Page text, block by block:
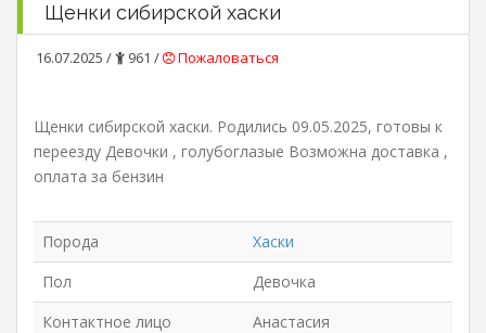
Щенки сибирской хаски
16.07.2025 / 961 / Пожаловаться
Щенки сибирской хаски. Родились 09.05.2025, готовы к
переезду Девочки , голубоглазые Возможна доставка ,
оплата за бензин
Порода
Хаски
Пол
Девочка
Контактное лицо
Анастасия